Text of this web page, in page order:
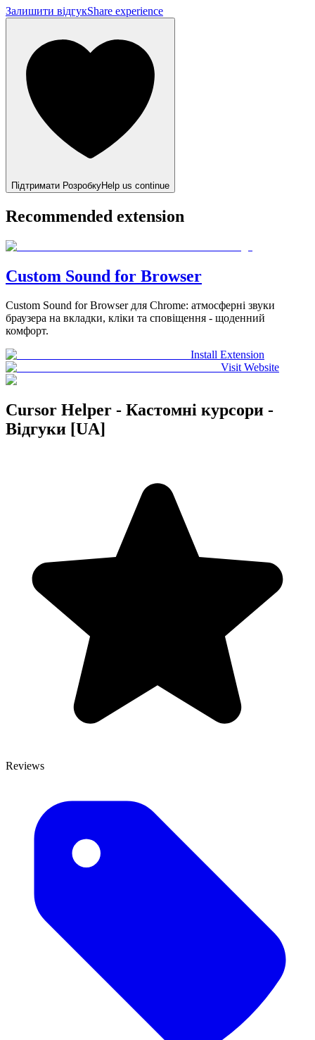
Залишити відгукShare experience
Підтримати РозробкуHelp us continue
Recommended extension
Custom Sound for Browser
Custom Sound for Browser для Chrome: атмосферні звуки
браузера на вкладки, кліки та сповіщення - щоденний
комфорт.
Install Extension
Visit Website
Cursor Helper - Кастомні курсори -
Відгуки [UA]
Reviews